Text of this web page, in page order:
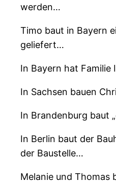
werden…
Timo baut in Bayern
geliefert…
In Bayern hat Familie
In Sachsen bauen
In Brandenburg baut
In Berlin baut der
der Baustelle…
Melanie und Thomas